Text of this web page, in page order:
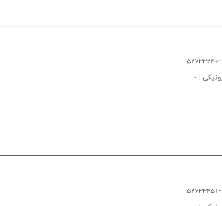
:
-